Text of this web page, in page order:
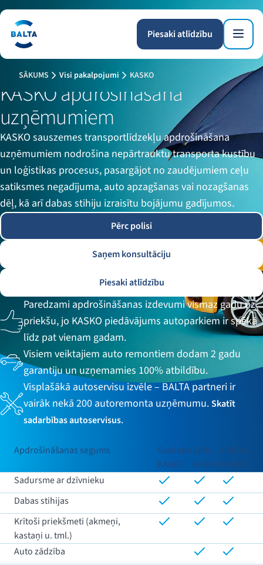
Piesaki atlīdzību
SĀKUMS Visi pakalpojumi KASKO
KASKO apdrošināšana
uzņēmumiem
KASKO sauszemes transportlīdzekļu apdrošināšana
uzņēmumiem nodrošina nepārtrauktu transporta kustību
un loģistikas procesus, pasargājot no zaudējumiem ceļu
satiksmes negadījuma, auto apzagšanas vai nozagšanas
dēļ, kā arī dabas stihiju izraisītu bojājumu gadījumos.
Paredzami apdrošināšanas izdevumi vismaz gadu uz
priekšu, jo KASKO piedāvājums autoparkiem ir spēkā
līdz pat vienam gadam.
Visiem veiktajiem auto remontiem dodam 2 gadu
garantiju un uzņemamies 100% atbildību.
Visplašākā autoservisu izvēle – BALTA partneri ir
vairāk nekā 200 autoremonta uzņēmumu.Skatīt
sadarbības autoservisus.
Pērc polisi
Saņem konsultāciju
Piesaki atlīdzību
Apdrošināšanas segums
Sudraba
KASKO
Zelta
KASKO
Platīna
KASKO
Sadursme ar dzīvnieku
Dabas stihijas
Krītoši priekšmeti (akmeņi,
kastaņi u. tml.)
Auto zādzība